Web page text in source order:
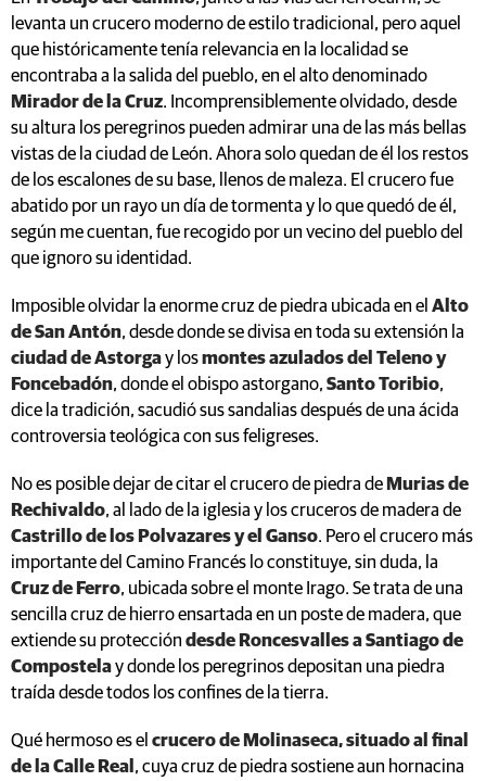
levanta un crucero moderno de estilo tradicional, pero aquel
que históricamente tenía relevancia en la localidad se
encontraba a la salida del pueblo, en el alto denominado
Mirador de la Cruz. Incomprensiblemente olvidado, desde
su altura los peregrinos pueden admirar una de las más bellas
vistas de la ciudad de León. Ahora solo quedan de él los restos
de los escalones de su base, llenos de maleza. El crucero fue
abatido por un rayo un día de tormenta y lo que quedó de él,
según me cuentan, fue recogido por un vecino del pueblo del
que ignoro su identidad.
Imposible olvidar la enorme cruz de piedra ubicada en el Alto
de San Antón, desde donde se divisa en toda su extensión la
ciudad de Astorgay losmontes azulados del Teleno y
Foncebadón, donde el obispo astorgano, Santo Toribio,
dice la tradición, sacudió sus sandalias después de una ácida
controversia teológica con sus feligreses.
No es posible dejar de citar el crucero de piedra de Murias de
Rechivaldo, al lado de la iglesia y los cruceros de madera de
Castrillo de los Polvazares y el Ganso. Pero el crucero más
importante del Camino Francés lo constituye, sin duda, la
Cruz de Ferro, ubicada sobre el monte Irago. Se trata de una
sencilla cruz de hierro ensartada en un poste de madera, que
extiende su protección desde Roncesvalles a Santiago de
Compostelay donde los peregrinos depositan una piedra
traída desde todos los confines de la tierra.
Qué hermoso es el crucero de Molinaseca, situado al final
de la Calle Real , cuya cruz de piedra sostiene aun hornacina